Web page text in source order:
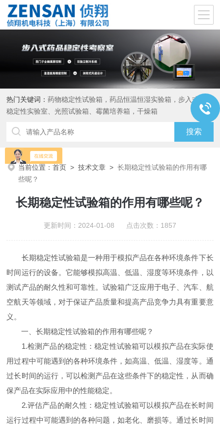
热门关键词：药物稳定性试验箱，药品恒温恒湿实验箱，步入式药品
稳定性实验室、光照试验箱、霉菌培养箱，干燥箱
当前位置：首页 >技术文章 >长期稳定性试验箱的作用有哪
些呢？
长期稳定性试验箱的作用有哪些呢？
更新时间：2024-01-08 点击次数：1857
长期稳定性试验箱是一种用于模拟产品在各种环境条件下长
时间运行的设备。它能够模拟高温、低温、湿度等环境条件，以
测试产品的耐久性和可靠性。试验箱广泛应用于电子、汽车、航
空航天等领域，对于保证产品质量和提高产品竞争力具有重要意
义。
一、长期稳定性试验箱的作用有哪些呢？
1.检测产品的稳定性：稳定性试验箱可以模拟产品在实际使
用过程中可能遇到的各种环境条件，如高温、低温、湿度等。通
过长时间的运行，可以检测产品在这些条件下的稳定性，从而确
保产品在实际应用中的性能稳定。
2.评估产品的耐久性：稳定性试验箱可以模拟产品在长时间
运行过程中可能遇到的各种问题，如老化、磨损等。通过长时间